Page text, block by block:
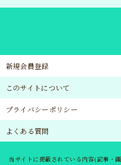
新規会員登録
このサイトについて
プライバシーポリシー
よくある質問
当サイトに掲載されている内容(記事・